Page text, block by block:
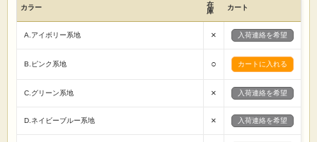
☆ロット違いで、反が異なると僅かに色・風合いが違う場合がありますので縫製
は
反毎に行う様お願い致します。
☆商品総額、税込5000円以上お買い上げで全国送料無料です。
す。
まずはお気軽にメール・お電話でお問い合わせください。
カラー
在
庫
カート
A.アイボリー系地 × 入荷連絡を希望
B.ピンク系地 ○
C.グリーン系地 × 入荷連絡を希望
D.ネイビーブルー系地 × 入荷連絡を希望